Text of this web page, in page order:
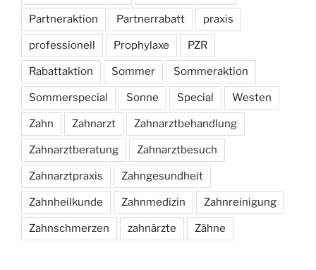
Partneraktion Partnerrabatt praxis
professionell Prophylaxe PZR
Rabattaktion Sommer Sommeraktion
Sommerspecial Sonne Special Westen
Zahn Zahnarzt Zahnarztbehandlung
Zahnarztberatung Zahnarztbesuch
Zahnarztpraxis Zahngesundheit
Zahnheilkunde Zahnmedizin Zahnreinigung
Zahnschmerzen zahnärzte Zähne